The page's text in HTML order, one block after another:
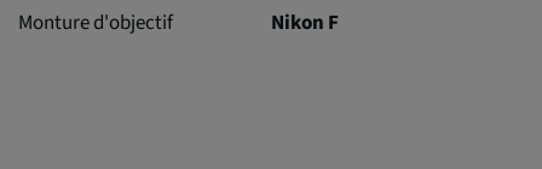
Monture d'objectif
Nikon F